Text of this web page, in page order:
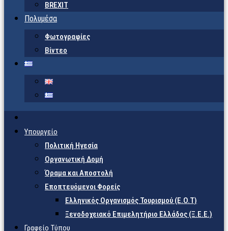
BREXIT
Πολυμέσα
Φωτογραφίες
Βίντεο
Υπουργείο
Πολιτική Ηγεσία
Οργανωτική Δομή
Όραμα και Αποστολή
Εποπτευόμενοι Φορείς
Eλληνικός Οργανισμός Τουρισμού (Ε.Ο.Τ)
Ξενοδοχειακό Επιμελητήριο Ελλάδος (Ξ.Ε.Ε.)
Γραφείο Τύπου